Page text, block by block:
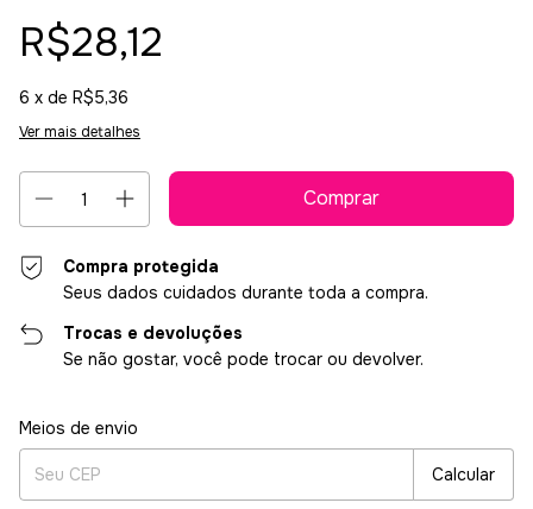
R$28,12
6 x de R$5,36
Ver mais detalhes
Compra protegida
Seus dados cuidados durante toda a compra.
Trocas e devoluções
Se não gostar, você pode trocar ou devolver.
Entregas para o CEP:
Meios de envio
Calcular